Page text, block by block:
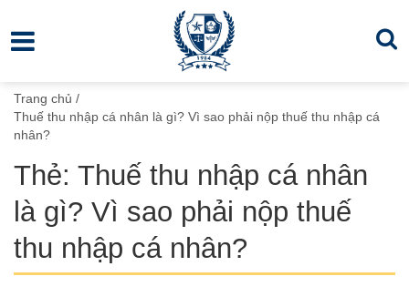
Trang chủ /
Thuế thu nhập cá nhân là gì? Vì sao phải nộp thuế thu nhập cá
nhân?
Thẻ: Thuế thu nhập cá nhân
là gì? Vì sao phải nộp thuế
thu nhập cá nhân?